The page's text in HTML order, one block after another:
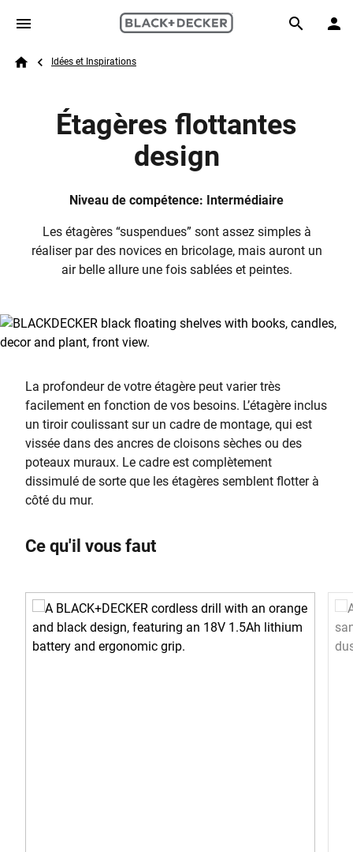
Skip to main content
Search
Breadcrumb
Idées et Inspirations
Étagères flottantes
design
Niveau de compétence: Intermédiaire
Les étagères “suspendues” sont assez simples à
réaliser par des novices en bricolage, mais auront un
air belle allure une fois sablées et peintes.
La profondeur de votre étagère peut varier très
facilement en fonction de vos besoins. L’étagère inclus
un tiroir coulissant sur un cadre de montage, qui est
vissée dans des ancres de cloisons sèches ou des
poteaux muraux. Le cadre est complètement
dissimulé de sorte que les étagères semblent flotter à
côté du mur.
Ce qu'il vous faut